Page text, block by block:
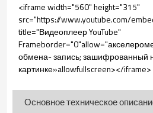
<iframe width="560" height="315"
src="https://www.youtube.com/
title="Видеоплеер YouTube"
обмена- запись; зашифрованный
картинке»allowfullscreen></iframe>
Основное техническое